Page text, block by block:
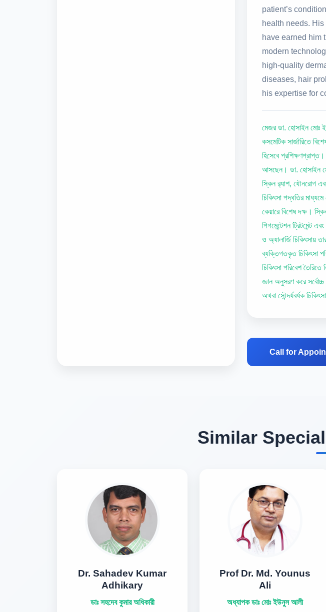
patient’s
health needs.
have earned him
modern
high-quality
diseases, hair
his expertise for
মেজর ডা. হোসাইন মোঃ
কসমেটিক সার্জারিতে
হিসেবে
আসছেন। ডা. হোসাইন
স্কিন র‍্যাশ, যৌনরোগ
চিকিৎসা পদ্ধতির
কেয়ারে বিশেষ দক্ষ।
পিগমেন্টেশন ট্রিটমেন্ট
ও অ্যালার্জি চিকিৎসায়
ব্যক্তিগতকৃত চিকিৎসা
চিকিৎসা পরিবেশ
জ্ঞান অনুসরণ করে
অথবা সৌন্দর্যবর্ধক
Call for
Similar
Dr. Sahadev Kumar
Adhikary
ডাঃ সহদেব কুমার অধিকারী
Prof Dr. Md. Younus
Ali
অধ্যাপক ডাঃ মোঃ ইউনুস আলী